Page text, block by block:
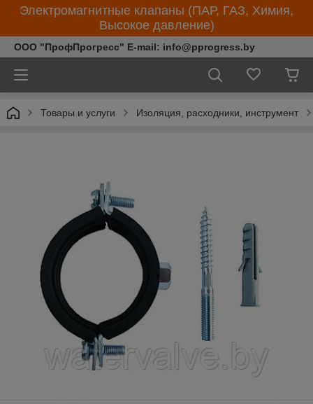
Электромагнитные клапаны (ПАР, ГАЗ, Химия,
Высокое давление)
ООО "ПрофПрогресс" E-mail: info@pprogress.by
Товары и услуги Изоляция, расходники, инструмент